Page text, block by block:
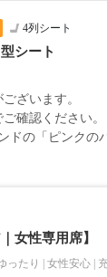
4列シート
シート
ざいます。
確認ください。
ドの「ピンクの
女性専用席】
ったり 女性安心